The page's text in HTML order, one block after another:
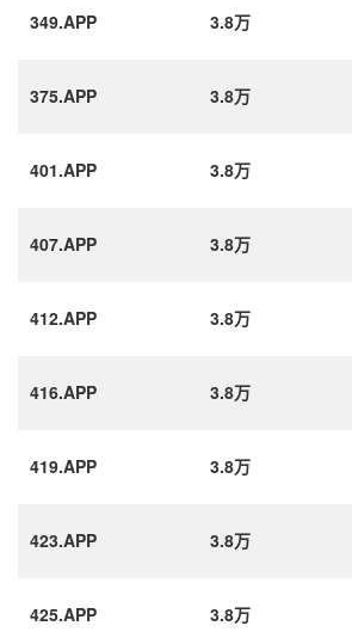
349.APP 3.8万
375.APP 3.8万
401.APP 3.8万
407.APP 3.8万
412.APP 3.8万
416.APP 3.8万
419.APP 3.8万
423.APP 3.8万
425.APP 3.8万